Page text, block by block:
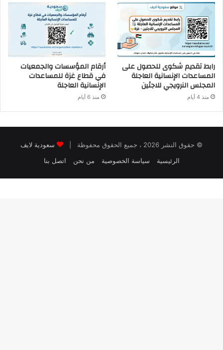
رابط تقديم شكوى للحصول على
المساعدات الإنسانية العاجلة
المجلس النرويجي للاجئين
منذ 4 أيام
أرقام المؤسسات والجمعيات
في قطاع غزة للمساعدات
الإنسانية العاجلة
منذ 6 أيام
© حقوق النشر 2026 ، جميع الحقوق محفوظة |
سعودية لايف
الرئيسية
سياسة الخصوصية من نحن اتصل بنا